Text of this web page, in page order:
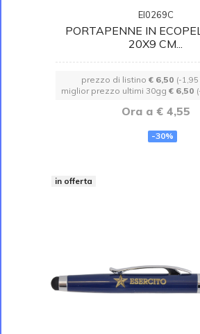
EI0269C
PORTAPENNE IN
20X9 CM...
prezzo di listino € 6,50 (-1,95
miglior prezzo ultimi 30gg € 6,50
Ora a € 4,55
-30%
in offerta